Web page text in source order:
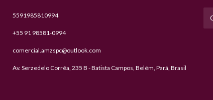
5591985810994
+55 91 98581-0994
comercial.amzspc@outlook.com
Av. Serzedelo Corrêa, 235 B - Batista Campos, Belém, Pará, Brasil